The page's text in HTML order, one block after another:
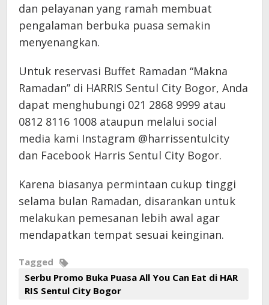
dan pelayanan yang ramah membuat
pengalaman berbuka puasa semakin
menyenangkan.
Untuk reservasi Buffet Ramadan “Makna
Ramadan” di HARRIS Sentul City Bogor, Anda
dapat menghubungi 021 2868 9999 atau
0812 8116 1008 ataupun melalui social
media kami Instagram @harrissentulcity
dan Facebook Harris Sentul City Bogor.
Karena biasanya permintaan cukup tinggi
selama bulan Ramadan, disarankan untuk
melakukan pemesanan lebih awal agar
mendapatkan tempat sesuai keinginan.
Tagged
Serbu Promo Buka Puasa All You Can Eat di HAR
RIS Sentul City Bogor